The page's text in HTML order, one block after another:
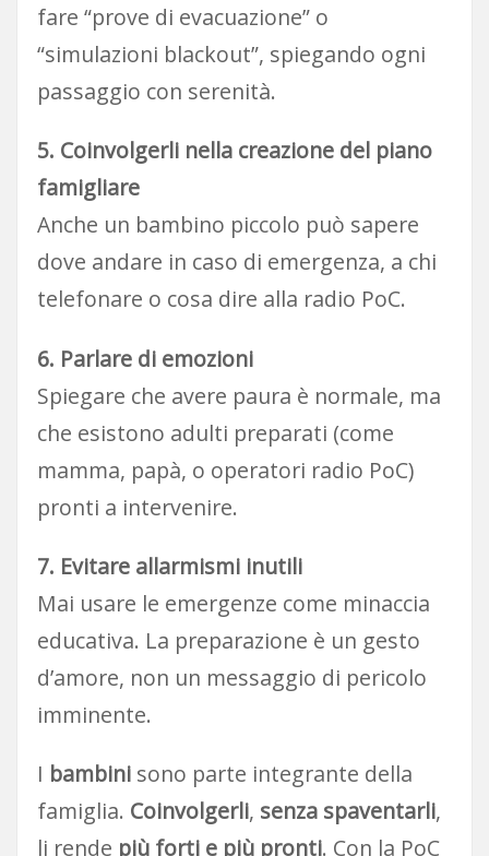
fare “prove di evacuazione” o
“simulazioni blackout”, spiegando ogni
passaggio con serenità.
5. Coinvolgerli nella creazione del piano
famigliare
Anche un bambino piccolo può sapere
dove andare in caso di emergenza, a chi
telefonare o cosa dire alla radio PoC.
6. Parlare di emozioni
Spiegare che avere paura è normale, ma
che esistono adulti preparati (come
mamma, papà, o operatori radio PoC)
pronti a intervenire.
7. Evitare allarmismi inutili
Mai usare le emergenze come minaccia
educativa. La preparazione è un gesto
d’amore, non un messaggio di pericolo
imminente.
I bambini sono parte integrante della
famiglia. Coinvolgerli, senza spaventarli,
li rende più forti e più pronti. Con la PoC